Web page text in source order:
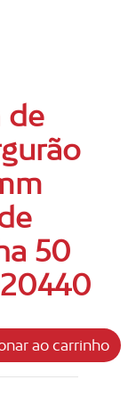
de
50